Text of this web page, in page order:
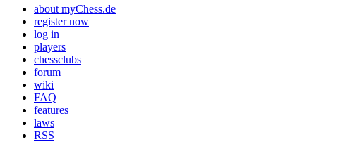
about myChess.de
register now
log in
players
chessclubs
forum
wiki
FAQ
features
laws
RSS